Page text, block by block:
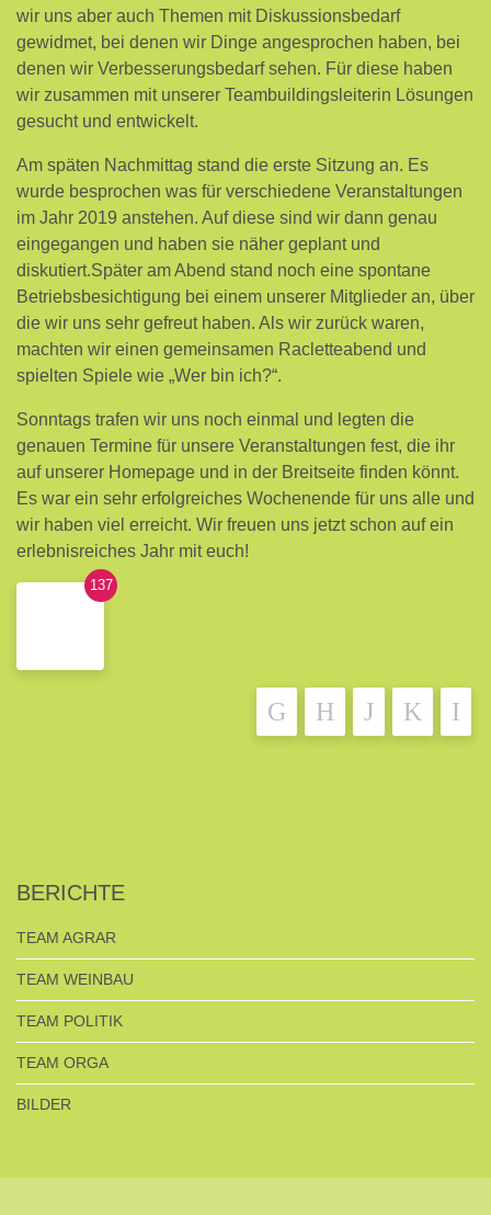
wir uns aber auch Themen mit Diskussionsbedarf
gewidmet, bei denen wir Dinge angesprochen haben, bei
denen wir Verbesserungsbedarf sehen. Für diese haben
wir zusammen mit unserer Teambuildingsleiterin Lösungen
gesucht und entwickelt.
Am späten Nachmittag stand die erste Sitzung an. Es
wurde besprochen was für verschiedene Veranstaltungen
im Jahr 2019 anstehen. Auf diese sind wir dann genau
eingegangen und haben sie näher geplant und
diskutiert.Später am Abend stand noch eine spontane
Betriebsbesichtigung bei einem unserer Mitglieder an, über
die wir uns sehr gefreut haben. Als wir zurück waren,
machten wir einen gemeinsamen Racletteabend und
spielten Spiele wie „Wer bin ich?“.
Sonntags trafen wir uns noch einmal und legten die
genauen Termine für unsere Veranstaltungen fest, die ihr
auf unserer Homepage und in der Breitseite finden könnt.
Es war ein sehr erfolgreiches Wochenende für uns alle und
wir haben viel erreicht. Wir freuen uns jetzt schon auf ein
erlebnisreiches Jahr mit euch!
137
BERICHTE
TEAM AGRAR
TEAM WEINBAU
TEAM POLITIK
TEAM ORGA
BILDER